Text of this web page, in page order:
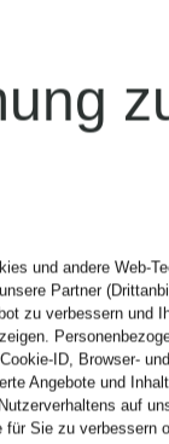
und andere Web-
Partner
zu verbessern und
ID, Browser-
Angebote und
auf
Sie zu verbessern